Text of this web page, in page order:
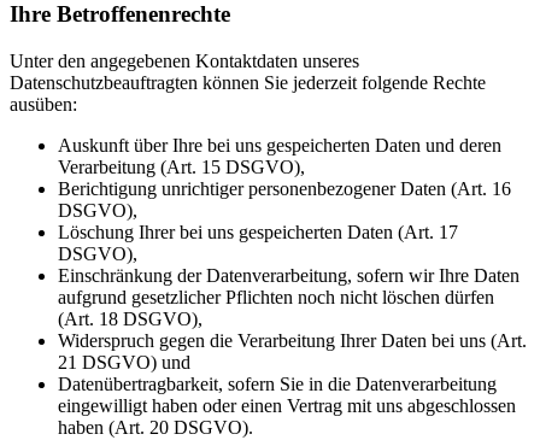
Ihre Betroffenenrechte
Unter den angegebenen Kontaktdaten unseres
Datenschutzbeauftragten können Sie jederzeit folgende Rechte
ausüben:
Auskunft über Ihre bei uns gespeicherten Daten und deren
Verarbeitung (Art. 15 DSGVO),
Berichtigung unrichtiger personenbezogener Daten (Art. 16
DSGVO),
Löschung Ihrer bei uns gespeicherten Daten (Art. 17
DSGVO),
Einschränkung der Datenverarbeitung, sofern wir Ihre Daten
aufgrund gesetzlicher Pflichten noch nicht löschen dürfen
(Art. 18 DSGVO),
Widerspruch gegen die Verarbeitung Ihrer Daten bei uns (Art.
21 DSGVO) und
Datenübertragbarkeit, sofern Sie in die Datenverarbeitung
eingewilligt haben oder einen Vertrag mit uns abgeschlossen
haben (Art. 20 DSGVO).